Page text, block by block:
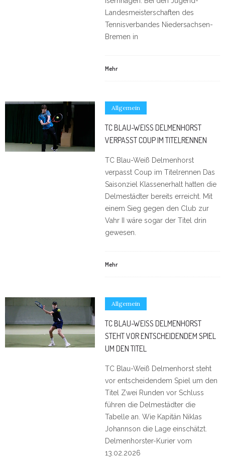
Landesmeisterschaften des
Tennisverbandes Niedersachsen-
Bremen in
Mehr
Allgemein
TC BLAU-WEISS DELMENHORST V
ERPASST COUP IM TITELRENNEN
TC Blau-Weiß Delmenhorst
verpasst Coup im Titelrennen Das
Saisonziel Klassenerhalt hatten die
Delmestädter bereits erreicht. Mit
einem Sieg gegen den Club zur
Vahr II wäre sogar der Titel drin
gewesen.
Mehr
Allgemein
TC BLAU-WEISS DELMENHORST S
TEHT VOR ENTSCHEIDENDEM SPIEL U
M DEN TITEL
TC Blau-Weiß Delmenhorst steht
vor entscheidendem Spiel um den
Titel Zwei Runden vor Schluss
führen die Delmestädter die
Tabelle an. Wie Kapitän Niklas
Johannson die Lage einschätzt.
Delmenhorster-Kurier vom
13.02.2026